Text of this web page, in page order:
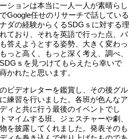
ションは本当に一人一人が素晴らし
Google任せのリサーチで話している
ダの経験からくるSDG ｓに対する理
ており、それを英語で行った点、バ
答えようとする姿勢、大きく変わっ
っと高く、もっと深く考え、調べ、
SDG ｓを見つけてもらえたら幸いで
かれたと思います。
ビデオレターを鑑賞し、その後グル
練習を行いました。各班が色んなア
ィと共に行う最後のイベントでし
マイムする班、ジェスチャーや劇、
を披露してくれました。発表そのも